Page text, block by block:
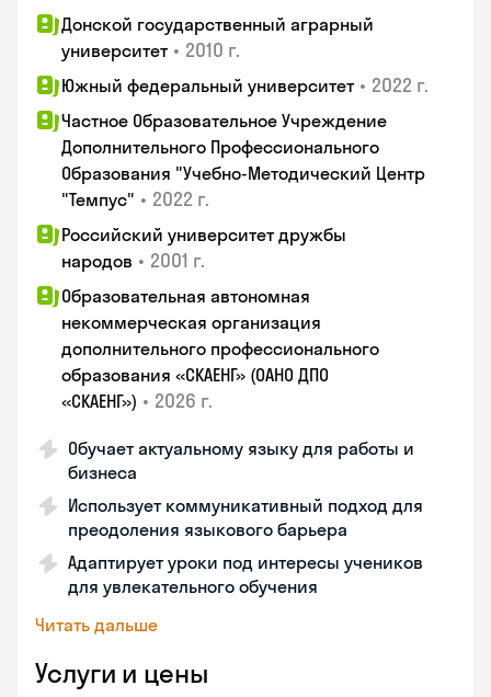
Донской государственный аграрный
университет • 2010 г.
Южный федеральный университет • 2022 г.
Частное Образовательное Учреждение
Дополнительного Профессионального
Образования "Учебно-Методический Центр
"Темпус" • 2022 г.
Российский университет дружбы
народов • 2001 г.
Образовательная автономная
некоммерческая организация
дополнительного профессионального
образования «СКАЕНГ» (ОАНО ДПО
«СКАЕНГ») • 2026 г.
Обучает актуальному языку для работы и
бизнеса
Использует коммуникативный подход для
преодоления языкового барьера
Адаптирует уроки под интересы учеников
для увлекательного обучения
Читать дальше
Услуги и цены